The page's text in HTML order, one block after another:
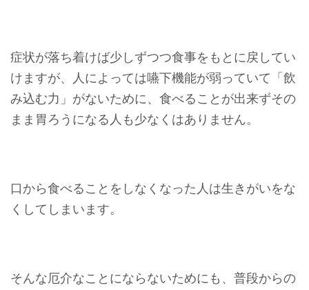
症状が落ち着けば少しずつつ食事をもとに戻してい
けますが、人によっては嚥下機能が弱っていて「飲
み込む力」がないために、食べることが出来ずその
まま胃ろうになる人も少なくはありません。
口から食べることをしなくなった人は生きがいをな
くしてしまいます。
そんな厄介なことにならないためにも、普段からの